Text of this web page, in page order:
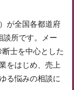
が全国各都道府
談所です。メー
士を中心とした
をはじめ、売上
る悩みの相談に